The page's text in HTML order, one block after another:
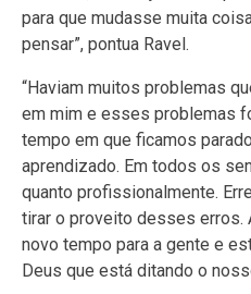
para que mudasse muita
pensar”, pontua Ravel.
“Haviam muitos problemas
em mim e esses problemas
tempo em que ficamos
aprendizado. Em todos os
quanto profissionalmente.
tirar o proveito desses erros.
novo tempo para a gente e
Deus que está ditando o